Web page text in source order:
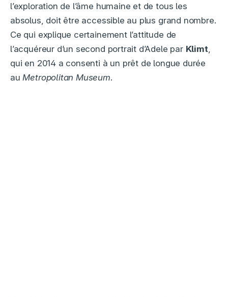
l’exploration de l’âme humaine et de tous les
absolus, doit être accessible au plus grand nombre.
Ce qui explique certainement l’attitude de
l’acquéreur d’un second portrait d’Adele par Klimt
qui en 2014 a consenti à un prêt de longue durée
au Metropolitan Museum.